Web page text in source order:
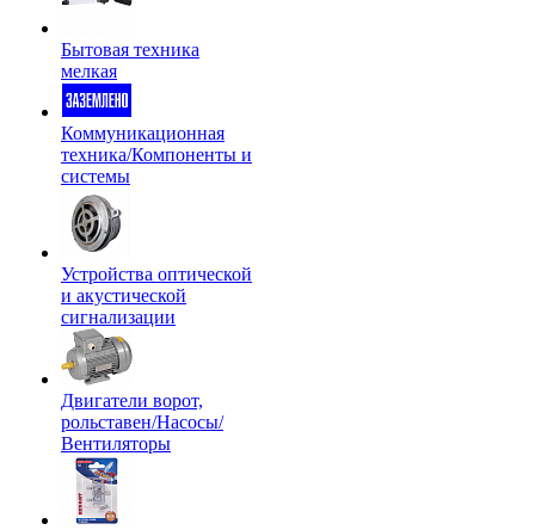
Бытовая техника
мелкая
Коммуникационная
техника/Компоненты и
системы
Устройства оптической
и акустической
сигнализации
Двигатели ворот,
рольставен/Насосы/
Вентиляторы